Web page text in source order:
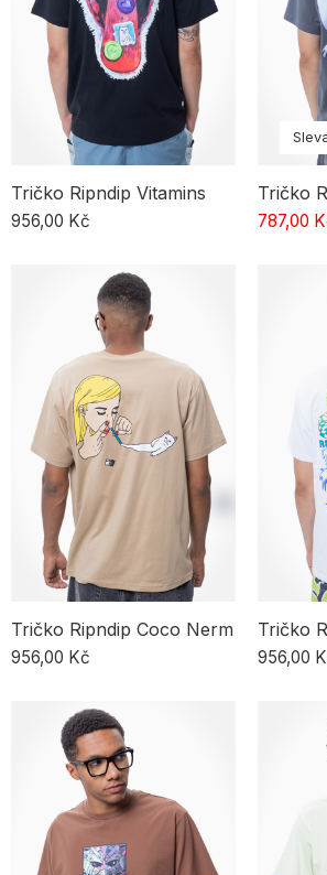
Tričko Ripndip Vitamins
956,00 Kč
Tričko
787,00
Tričko Ripndip Coco Nerm
956,00 Kč
Tričko
956,00